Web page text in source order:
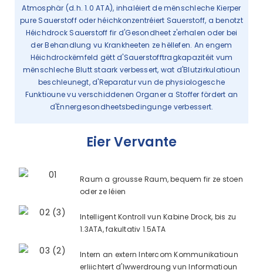
Atmosphär (d.h. 1.0 ATA), inhaléiert de mënschleche Kierper
pure Sauerstoff oder héichkonzentréiert Sauerstoff, a benotzt
Héichdrock Sauerstoff fir d'Gesondheet z'erhalen oder bei
der Behandlung vu Krankheeten ze hëllefen. An engem
Héichdrockëmfeld gëtt d'Sauerstofftragkapazitéit vum
mënschleche Blutt staark verbessert, wat d'Blutzirkulatioun
beschleunegt, d'Reparatur vun de physiologesche
Funktioune vu verschiddenen Organer a Stoffer fördert an
d'Ënnergesondheetsbedingunge verbessert.
Eier Vervante
Raum a grousse Raum, bequem fir ze stoen
oder ze léien
Intelligent Kontroll vun Kabine Drock, bis zu
1.3ATA, fakultativ 1.5ATA
Intern an extern Intercom Kommunikatioun
erliichtert d'Iwwerdroung vun Informatioun